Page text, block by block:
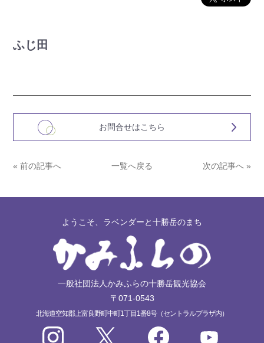
ふじ田
お問合せはこちら
« 前の記事へ 一覧へ戻る 次の記事へ »
ようこそ、ラベンダーと十勝岳のまち
一般社団法人かみふらの十勝岳観光協会
〒071-0543
北海道空知郡上富良野町中町1丁目1番8号（セントラルプラザ内）